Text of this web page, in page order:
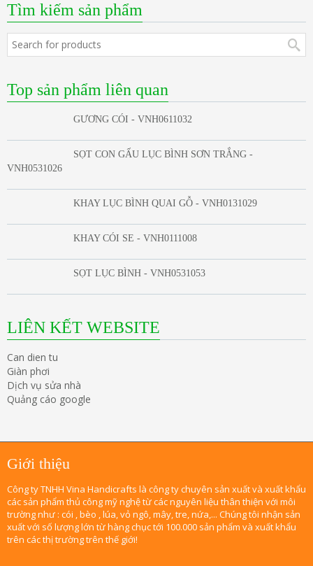
Tìm kiếm sản phẩm
Top sản phẩm liên quan
GƯƠNG CÓI - VNH0611032
SỌT CON GẤU LỤC BÌNH SƠN TRẮNG -
VNH0531026
KHAY LỤC BÌNH QUAI GỖ - VNH0131029
KHAY CÓI SE - VNH0111008
SỌT LỤC BÌNH - VNH0531053
LIÊN KẾT WEBSITE
Can dien tu
Giàn phơi
Dịch vụ sửa nhà
Quảng cáo google
Giới thiệu
Công ty TNHH Vina Handicrafts là công ty chuyên sản xuất và xuất khẩu
các sản phẩm thủ công mỹ nghệ từ các nguyên liệu thân thiện với môi
trường như : cói , bèo , lúa, vỏ ngô, mây, tre, nứa,... Chúng tôi nhận sản
xuất với số lượng lớn từ hàng chục tới 100.000 sản phẩm và xuất khẩu
trên các thị trường trên thế giới!